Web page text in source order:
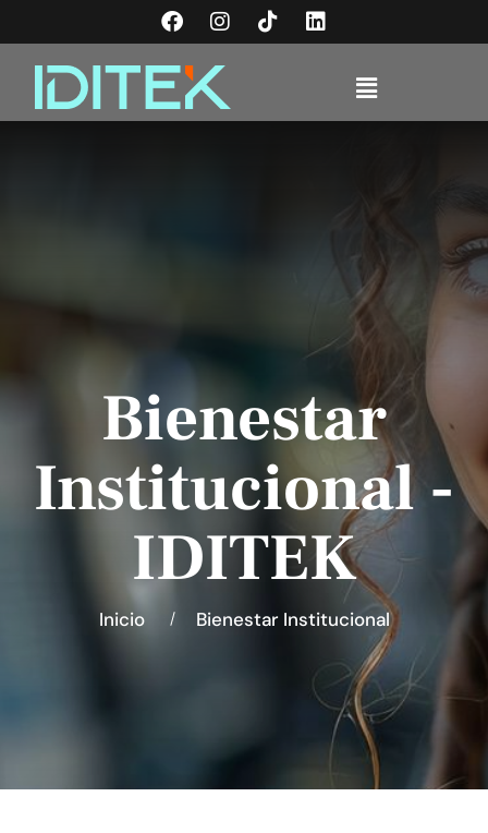
Bienestar
Institucional -
IDITEK
Inicio Bienestar Institucional